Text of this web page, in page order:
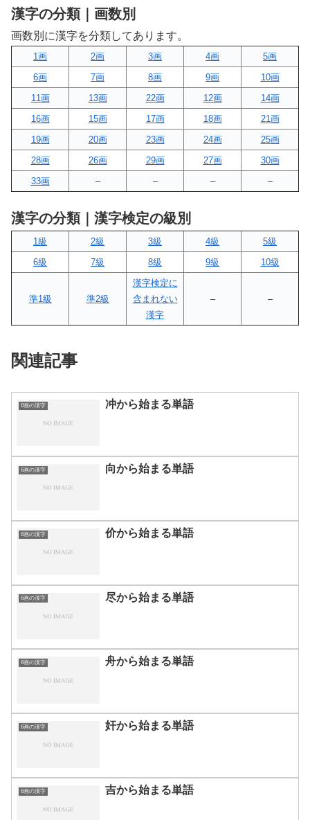
漢字の分類｜画数別
画数別に漢字を分類してあります。
1画 2画 3画 4画
5画
6画
7画 8画 9画
10画
11画
13画 22画 12画
14画
16画
15画 17画 18画
21画
19画
20画 23画 24画
25画
28画
26画 29画 27画
30画
33画
– – – –
漢字の分類｜漢字検定の級別
1級 2級 3級 4級
5級
6級
7級 8級 9級 10級
準1級 準2級
漢字検定に
含まれない
漢字
– –
関連記事
6画の漢字 冲から始まる単語
6画の漢字 向から始まる単語
6画の漢字 价から始まる単語
6画の漢字 尽から始まる単語
6画の漢字 舟から始まる単語
6画の漢字 奸から始まる単語
6画の漢字 吉から始まる単語